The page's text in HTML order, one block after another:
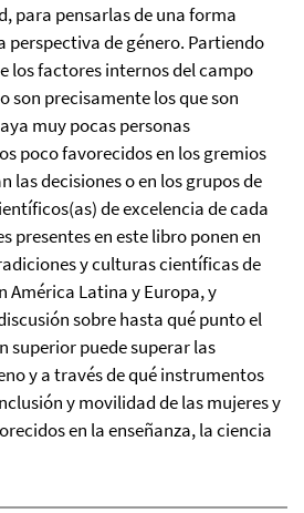
para pensarlas de una forma
perspectiva de género. Partiendo
los factores internos del campo
son precisamente los que son
muy pocas personas
poco favorecidos en los gremios
las decisiones o en los grupos de
de excelencia de cada
presentes en este libro ponen en
y culturas científicas de
América Latina y Europa, y
sobre hasta qué punto el
superior puede superar las
y a través de qué instrumentos
y movilidad de las mujeres y
en la enseñanza, la ciencia